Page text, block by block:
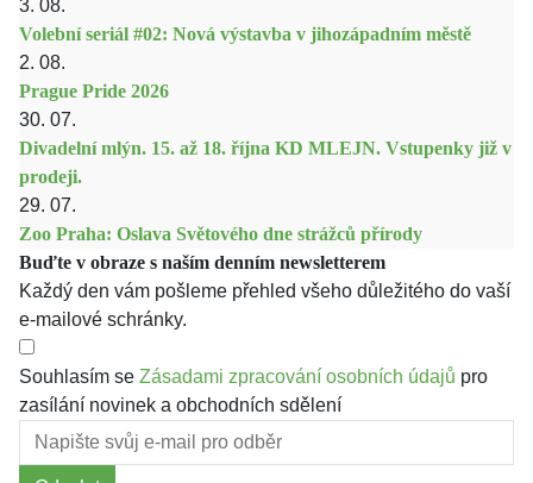
3. 08.
Volební seriál #02: Nová výstavba v jihozápadním městě
2. 08.
Prague Pride 2026
30. 07.
Divadelní mlýn. 15. až 18. října KD MLEJN. Vstupenky již v
prodeji.
29. 07.
Zoo Praha: Oslava Světového dne strážců přírody
Buďte v obraze s naším denním newsletterem
Každý den vám pošleme přehled všeho důležitého do vaší
e-mailové schránky.
Souhlasím se Zásadami zpracování osobních údajů pro
zasílání novinek a obchodních sdělení